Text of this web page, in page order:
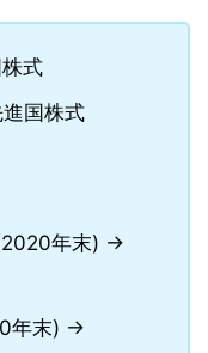
式
国株式
年末) →
年末) →